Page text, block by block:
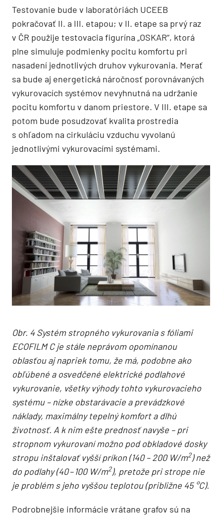
Testovanie bude v laboratóriách UCEEB
pokračovať II. a III. etapou; v II. etape sa prvý raz
v ČR použije testovacia figurína ­„OSKAR“, ktorá
plne simuluje podmienky pocitu komfortu pri
nasadení jednotlivých druhov vykurovania. Merať
sa bude aj energetická náročnosť porovnávaných
vykurovacích systémov nevyhnutná na udržanie
pocitu komfortu v danom priestore. V III. etape sa
potom bude posudzovať kvalita prostredia
s ohľadom na cirkuláciu vzduchu vyvolanú
jednotlivými vykurovacími systémami.
Obr. 4 Systém stropného vykurovania s fóliami
ECOFILM C je stále neprávom opomínanou
oblasťou aj napriek tomu, že má, podobne ako
obľúbené a osvedčené elektrické podlahové
vykurovanie, všetky výhody tohto vykurovacieho
systému – nízke obstarávacie a prevádzkové
náklady, maximálny tepelný komfort a dlhú
životnosť. A k nim ešte prednosť navyše – pri
stropnom vykurovaní možno pod obkladové dosky
stropu inštalovať vyšší príkon (140 – 200 W/m2) než
do podlahy (40 – 100 W/m2), pretože pri strope nie
je problém s jeho vyššou teplotou (približne 45 °C).
Podrobnejšie informácie vrátane grafov sú na